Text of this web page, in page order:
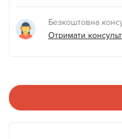
Безкоштовна
Отримати